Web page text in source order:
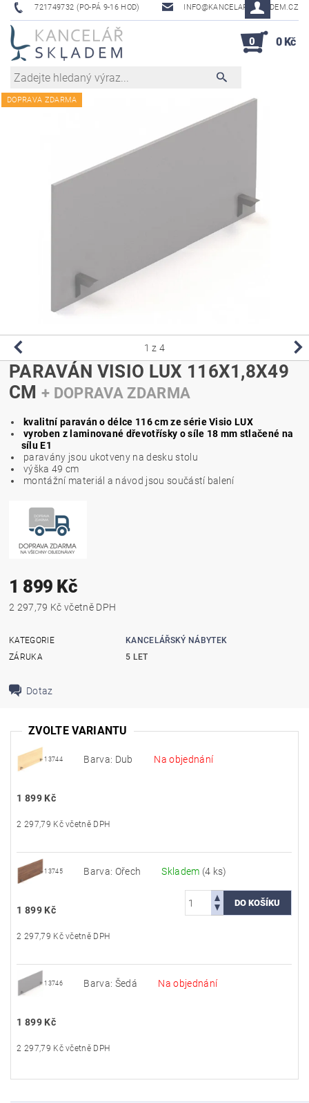
721749732 (PO-PÁ 9-16 HOD) INFO@KANCELAR-SKLADEM.CZ
0 0 Kč
DOPRAVA ZDARMA
1 z 4
PARAVÁN VISIO LUX 116X1,8X49
CM+ DOPRAVA ZDARMA
kvalitní paraván o délce 116 cm ze série Visio LUX
vyroben z laminované dřevotřísky o síle 18 mm stlačené na
sílu E1
paravány jsou ukotveny na desku stolu
výška 49 cm
montážní materiál a návod jsou součástí balení
1 899 Kč
2 297,79 Kč včetně DPH
KATEGORIE
KANCELÁŘSKÝ NÁBYTEK
ZÁRUKA
5 LET
Dotaz
ZVOLTE VARIANTU
13744 Barva: Dub Na objednání
1 899 Kč
2 297,79 Kč včetně DPH
13745 Barva: Ořech Skladem (4 ks)
1 899 Kč
2 297,79 Kč včetně DPH
13746 Barva: Šedá Na objednání
1 899 Kč
2 297,79 Kč včetně DPH